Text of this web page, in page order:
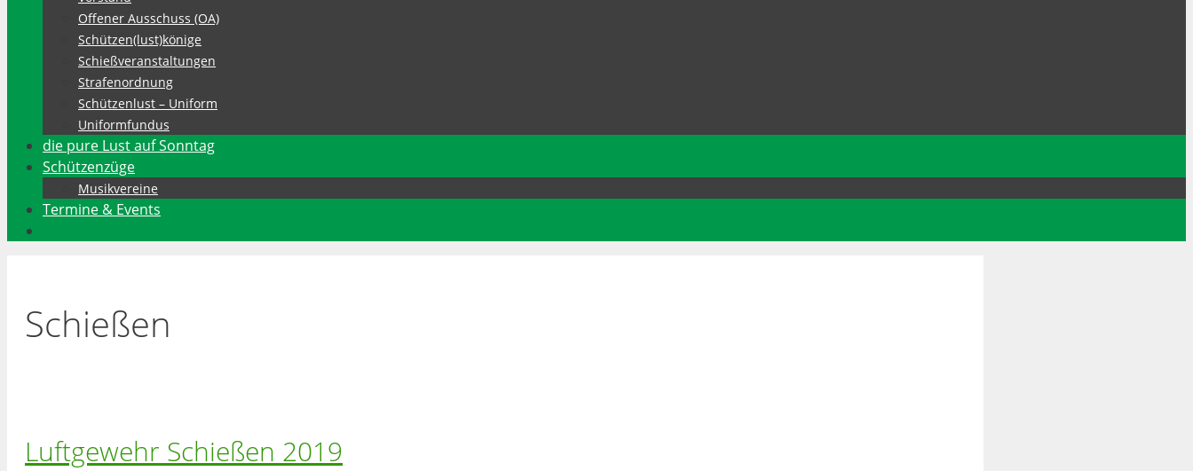
Offener Ausschuss (OA)
Schützen(lust)könige
Schießveranstaltungen
Strafenordnung
Schützenlust – Uniform
Uniformfundus
die pure Lust auf Sonntag
Schützenzüge
Musikvereine
Termine & Events
Schießen
Luftgewehr Schießen 2019